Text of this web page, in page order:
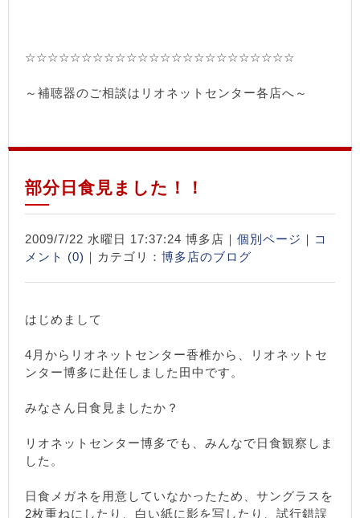
☆☆☆☆☆☆☆☆☆☆☆☆☆☆☆☆☆☆☆☆☆☆☆☆
～補聴器のご相談はリオネットセンター各店へ～
部分日食見ました！！
2009/7/22 水曜日 17:37:24 博多店｜ 個別ページ ｜ コ
メント (0) ｜カテゴリ： 博多店のブログ
はじめまして
4月からリオネットセンター香椎から、リオネットセ
ンター博多に赴任しました田中です。
みなさん日食見ましたか？
リオネットセンター博多でも、みんなで日食観察しま
した。
日食メガネを用意していなかったため、サングラスを
2枚重ねにしたり、白い紙に影を写したり、試行錯誤